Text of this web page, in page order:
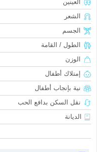
العينين
الشعر
الجسم
الطول / القامة
الوزن
إمتلاك أطفال
نية بإنجاب أطفال
نقل السكن بدافع الحب
الديانة